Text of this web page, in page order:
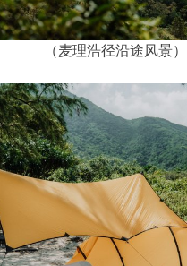
（麦理浩径沿途风景）